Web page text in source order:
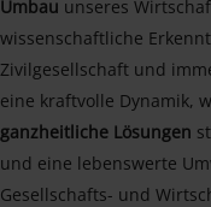
Umbau unseres
wissenschaftliche
Zivilgesellschaft und
eine kraftvolle Dynamik,
ganzheitliche Lösungen
und eine lebenswerte
Gesellschafts- und